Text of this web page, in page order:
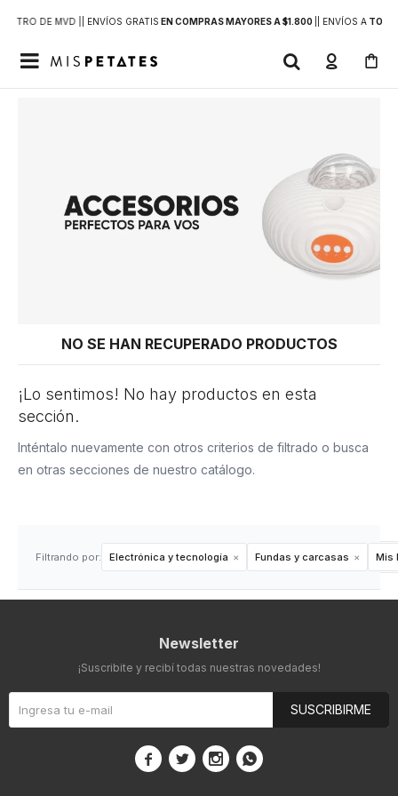
DE MVD | | ENVÍOS GRATIS EN COMPRAS MAYORES A $1.800 | ENVÍOS ATODO

NO SE HAN RECUPERADO PRODUCTOS
¡Lo sentimos! No hay productos en esta
sección.
Inténtalo nuevamente con otros criterios de filtrado o busca
en otras secciones de nuestro catálogo.
Filtrando por: Electrónica y tecnología Fundas y carcasas Mis
Newsletter
¡Suscribite y recibí todas nuestras novedades!
SUSCRIBIRME
   